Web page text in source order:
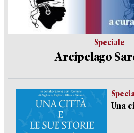
Speciale
Arcipelago
Una